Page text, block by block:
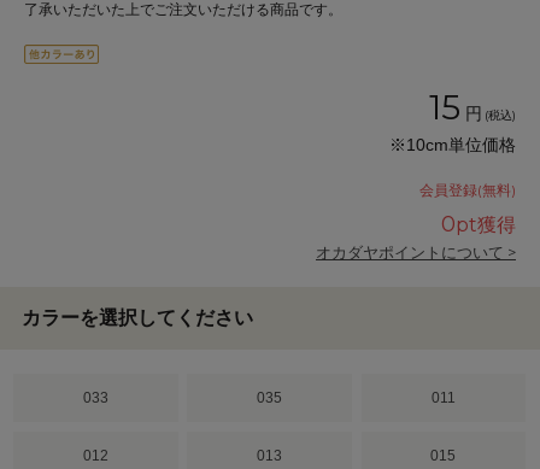
了承いただいた上でご注文いただける商品です。
15 円 (税込)
※10cm単位価格
会員登録(無料)
0pt獲得
オカダヤポイントについて >
カラーを選択してください
033 035 011
012 013 015